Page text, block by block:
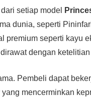
setiap model
dunia, seperti
premium seperti kayu
dengan
Pembeli dapat
yang mencerminkan